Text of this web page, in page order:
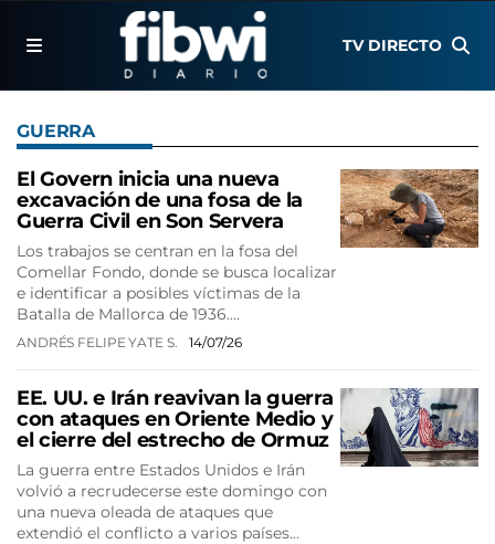
TV DIRECTO
GUERRA
El Govern inicia una nueva
excavación de una fosa de la
Guerra Civil en Son Servera
Los trabajos se centran en la fosa del
Comellar Fondo, donde se busca localizar
e identificar a posibles víctimas de la
Batalla de Mallorca de 1936.…
ANDRÉS FELIPE YATE S. 14/07/26
EE. UU. e Irán reavivan la guerra
con ataques en Oriente Medio y
el cierre del estrecho de Ormuz
La guerra entre Estados Unidos e Irán
volvió a recrudecerse este domingo con
una nueva oleada de ataques que
extendió el conflicto a varios países…